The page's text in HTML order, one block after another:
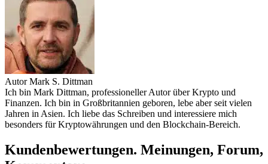
Autor Mark S. Dittman
Ich bin Mark Dittman, professioneller Autor über Krypto und
Finanzen. Ich bin in Großbritannien geboren, lebe aber seit vielen
Jahren in Asien. Ich liebe das Schreiben und interessiere mich
besonders für Kryptowährungen und den Blockchain-Bereich.
Kundenbewertungen. Meinungen, Forum,